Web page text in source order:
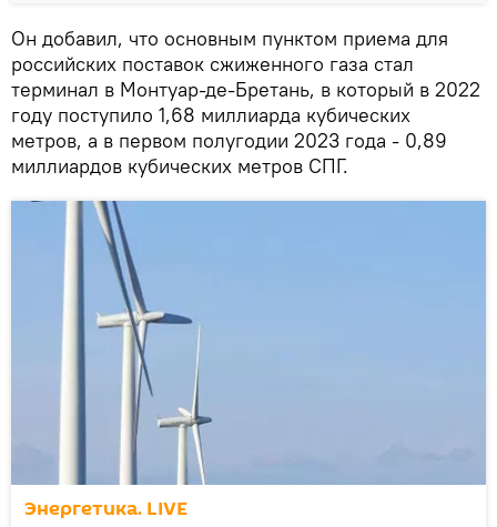
Он добавил, что основным пунктом приема для
российских поставок сжиженного газа стал
терминал в Монтуар-де-Бретань, в который в 2022
году поступило 1,68 миллиарда кубических
метров, а в первом полугодии 2023 года - 0,89
миллиардов кубических метров СПГ.
Энергетика. LIVE